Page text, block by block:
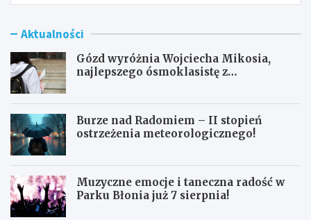
Aktualności
Gózd wyróżnia Wojciecha Mikosia,
najlepszego ósmoklasistę z
Burze nad Radomiem – II stopień
ostrzeżenia meteorologicznego!
Muzyczne emocje i taneczna radość w
Parku Błonia już 7 sierpnia!